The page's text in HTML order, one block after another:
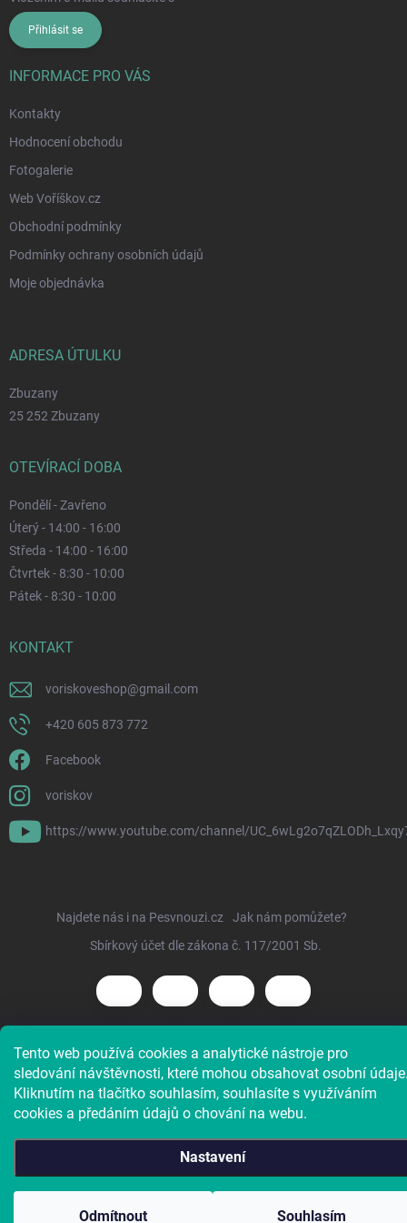
Tento web používá cookies a analytické nástroje pro
sledování návštěvnosti, které mohou obsahovat osobní
Kliknutím na tlačítko souhlasím, souhlasíte s využíváním
cookies a předáním údajů o chování na webu.
Nastavení
Odmítnout Souhlasím
Charitativní e-shop útulku. Doba dodání většiny zboží je 4 až
Přihlásit se
INFORMACE PRO VÁS
Kontakty
Hodnocení obchodu
Fotogalerie
Web Voříškov.cz
Obchodní podmínky
Podmínky ochrany osobních údajů
Moje objednávka
ADRESA ÚTULKU
Zbuzany
25 252 Zbuzany
OTEVÍRACÍ DOBA
Pondělí - Zavřeno
Úterý - 14:00 - 16:00
Středa - 14:00 - 16:00
Čtvrtek - 8:30 - 10:00
Pátek - 8:30 - 10:00
KONTAKT
voriskoveshop@gmail.com
+420 605 873 772
Facebook
voriskov
https://www.youtube.com/channel/
Najdete nás i na Pesvnouzi.cz
Jak nám pomůžete?
Sbírkový účet dle zákona č. 117/2001 Sb.
Copyright 2026 Voříškov e-shop . Všechna práva vyhrazena.